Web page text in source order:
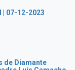
07-12-2023
de Diamante